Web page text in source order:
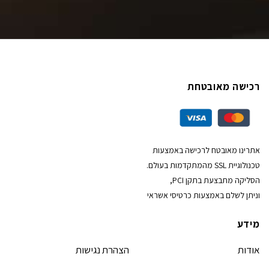
רכישה מאובטחת
אתרינו מאובטח לרכישה באמצעות
טכנולוגיית SSL מהמתקדמות בעולם.
הסליקה מתבצעת בתקן PCI,
וניתן לשלם באמצעות כרטיסי אשראי
מידע
אודות
הצהרת נגישות